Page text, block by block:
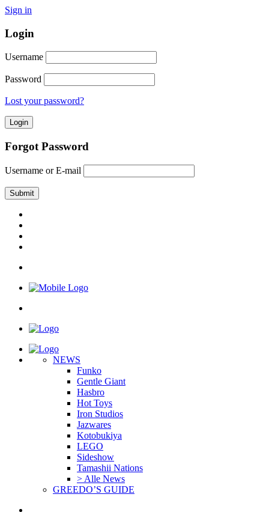
Sign in
Login
Username
Password
Lost your password?
Forgot Password
Username or E-mail
NEWS
Funko
Gentle Giant
Hasbro
Hot Toys
Iron Studios
Jazwares
Kotobukiya
LEGO
Sideshow
Tamashii Nations
> Alle News
GREEDO’S GUIDE